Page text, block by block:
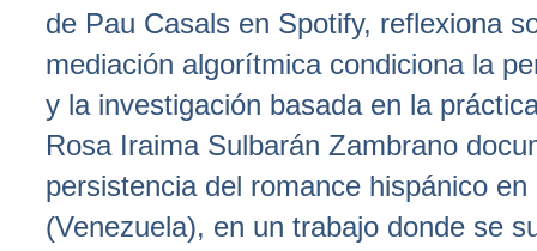
de Pau Casals en Spotify, reflexiona
mediación algorítmica condiciona la
y la investigación basada en la
Rosa Iraima Sulbarán Zambrano
persistencia del romance hispánico en
(Venezuela), en un trabajo donde se